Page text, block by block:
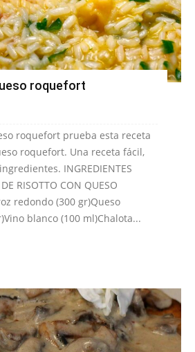
roquefort
roquefort prueba esta receta
roquefort. Una receta fácil,
INGREDIENTES
RISOTTO CON QUESO
redondo (300 gr)Queso
blanco (100 ml)Chalota...